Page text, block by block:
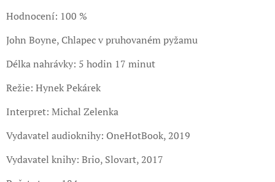
Hodnocení: 100 %
John Boyne, Chlapec v pruhovaném pyžamu
Délka nahrávky: 5 hodin 17 minut
Režie: Hynek Pekárek
Interpret: Michal Zelenka
Vydavatel audioknihy: OneHotBook, 2019
Vydavatel knihy: Brio, Slovart, 2017